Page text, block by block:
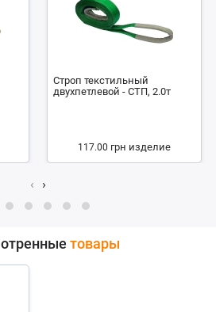
Строп текстильный
двухпетлевой - СТП, 2.0т
117.00 грн изделие
‹ ›
товары